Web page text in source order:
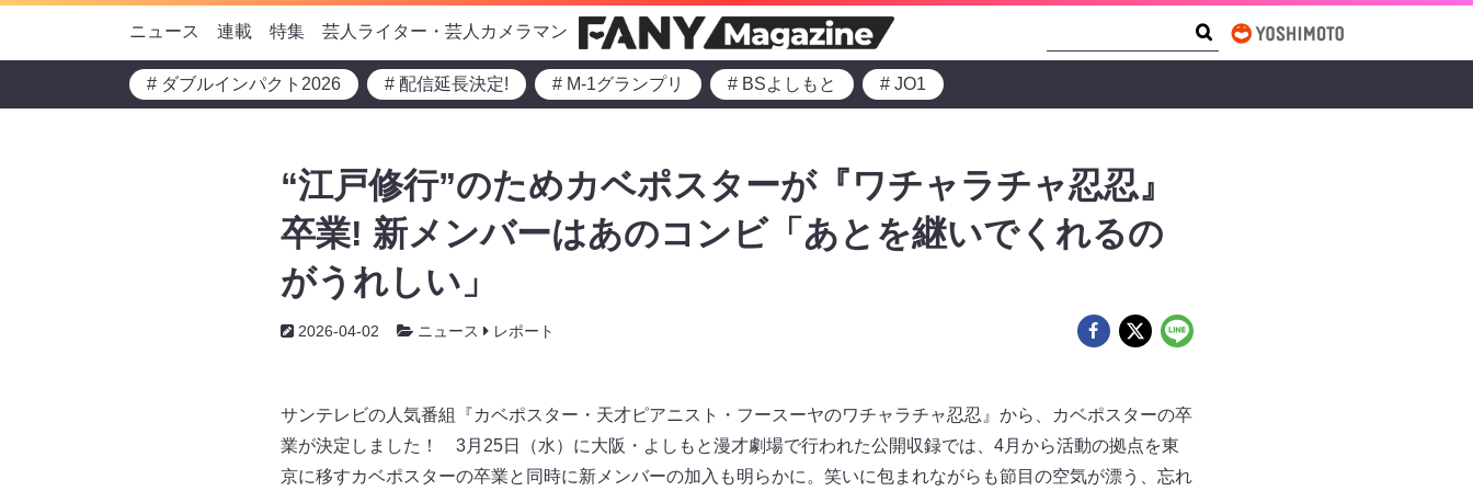
ニュース 連載 特集 芸人ライター・芸人カメラマン
# ダブルインパクト2026 # 配信延長決定! # M-1グランプリ # BSよしもと # JO1
“江戸修行”のためカベポスターが『ワチャラチャ忍忍』
卒業! 新メンバーはあのコンビ「あとを継いでくれるの
がうれしい」
2026-04-02 ニュース レポート
サンテレビの人気番組『カベポスター・天才ピアニスト・フースーヤのワチャラチャ忍忍』から、カベポスターの卒
業が決定しました！ 3月25日（水）に大阪・よしもと漫才劇場で行われた公開収録では、4月から活動の拠点を東
京に移すカベポスターの卒業と同時に新メンバーの加入も明らかに。笑いに包まれながらも節目の空気が漂う、忘れ